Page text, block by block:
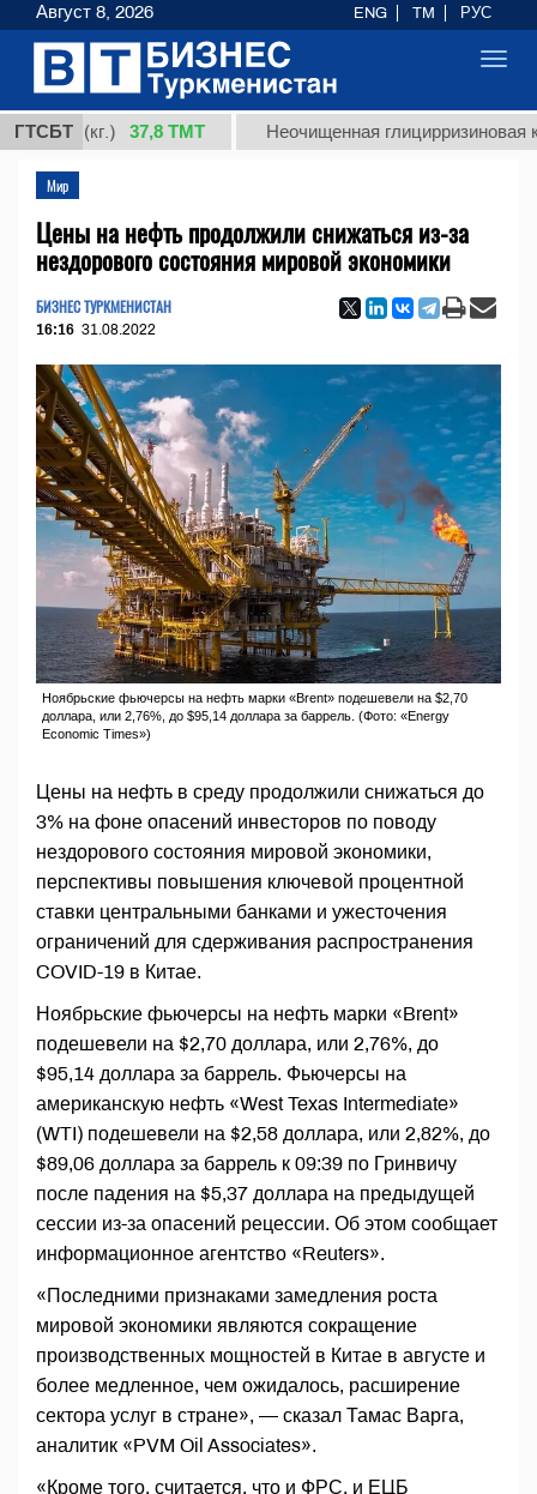
ГТСБТ
1 (кг.) 37,8 ТМТ Неочищенная глицирризиновая
Мир
Цены на нефть продолжили снижаться из-за
нездорового состояния мировой экономики
БИЗНЕС ТУРКМЕНИСТАН
16:16 31.08.2022
Ноябрьские фьючерсы на нефть марки «Brent» подешевели на $2,70
доллара, или 2,76%, до $95,14 доллара за баррель. (Фото: «Energy
Economic Times»)
Цены на нефть в среду продолжили снижаться до
3% на фоне опасений инвесторов по поводу
нездорового состояния мировой экономики,
перспективы повышения ключевой процентной
ставки центральными банками и ужесточения
ограничений для сдерживания распространения
COVID-19 в Китае.
Ноябрьские фьючерсы на нефть марки «Brent»
подешевели на $2,70 доллара, или 2,76%, до
$95,14 доллара за баррель. Фьючерсы на
американскую нефть «West Texas Intermediate»
(WTI) подешевели на $2,58 доллара, или 2,82%, до
$89,06 доллара за баррель к 09:39 по Гринвичу
после падения на $5,37 доллара на предыдущей
сессии из-за опасений рецессии. Об этом сообщает
информационное агентство «Reuters».
«Последними признаками замедления роста
мировой экономики являются сокращение
производственных мощностей в Китае в августе и
более медленное, чем ожидалось, расширение
сектора услуг в стране», — сказал Тамас Варга,
аналитик «PVM Oil Associates».
«Кроме того, считается, что и ФРС, и ЕЦБ
Август 8, 2026 ENG TM РУС